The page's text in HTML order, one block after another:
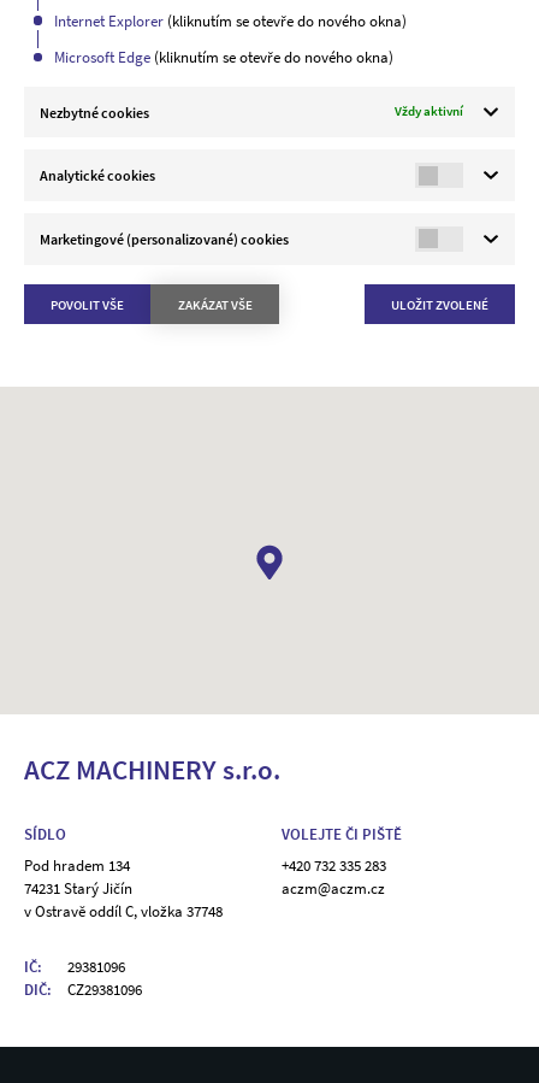
Internet Explorer (kliknutím se otevře do nového okna)
Microsoft Edge (kliknutím se otevře do nového okna)
Nezbytné cookies Vždy aktivní
Analytické cookies
Marketingové (personalizované) cookies
POVOLIT VŠE ZAKÁZAT VŠE ULOŽIT ZVOLENÉ
ACZ MACHINERY s.r.o.
SÍDLO
Pod hradem 134
74231 Starý Jičín
v Ostravě oddíl C, vložka 37748
VOLEJTE ČI PIŠTĚ
+420 732 335 283
aczm@aczm.cz
IČ:
29381096
DIČ:
CZ29381096